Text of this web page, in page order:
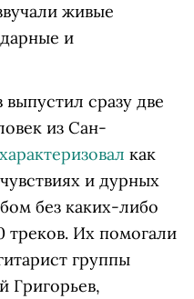
живые
и
сразу две
из Сан-
как
и дурных
без каких-либо
треков. Их помогали
группы
Григорьев,